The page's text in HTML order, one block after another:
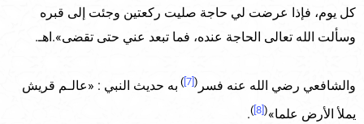
كل يوم، فإذا عرضت لي حاجة صليت ركعتين وجئت إلى قبره
وسألت الله تعالى الحاجة عنده، فما تبعد عني حتى تقضى».اهـ.
والشافعي رضي الله عنه فسر (
) به حديث النبي : «عالـم قريش
يملأ الأرض علما»(
)
.